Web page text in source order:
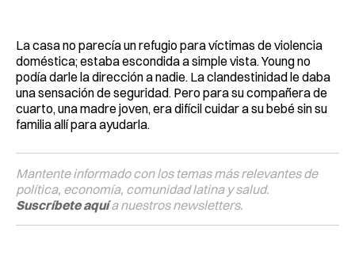
La casa no parecía un refugio para víctimas de violencia
doméstica; estaba escondida a simple vista. Young no
podía darle la dirección a nadie. La clandestinidad le daba
una sensación de seguridad. Pero para su compañera de
cuarto, una madre joven, era difícil cuidar a su bebé sin su
familia allí para ayudarla.
Mantente informado con los temas más relevantes de
política, economía, comunidad latina y salud.
Suscríbete aquía nuestros newsletters.